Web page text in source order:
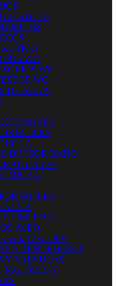
WC
WC
WC
DE AGUA
DIVISOR BAÑO
AGUA 12V
DUCHA
AGUA
LIMPIEZA
ASEO
12V, 220V
Y TENDEDEROS
Y VALVULAS
RACORES Y